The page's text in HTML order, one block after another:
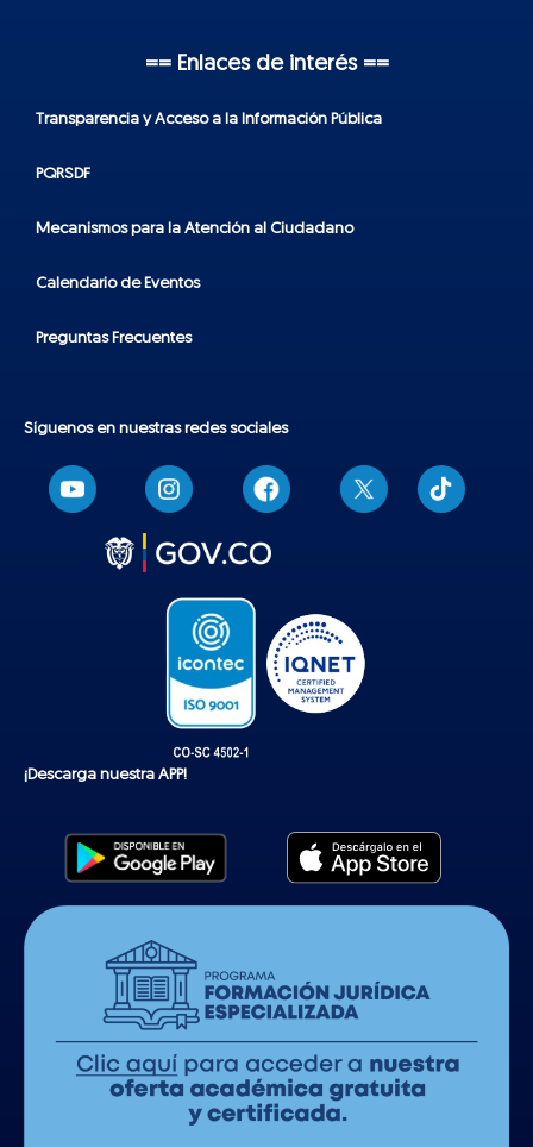
== Enlaces de interés ==
Transparencia y Acceso a la Información Pública
PQRSDF
Mecanismos para la Atención al Ciudadano
Calendario de Eventos
Preguntas Frecuentes
Síguenos en nuestras redes sociales
T
i
k
¡Descarga nuestra APP!